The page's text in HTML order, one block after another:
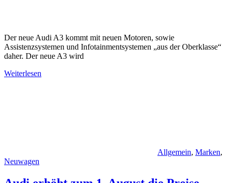
Der neue Audi A3 kommt mit neuen Motoren, sowie
Assistenzsystemen und Infotainmentsystemen „aus der Oberklasse“
daher. Der neue A3 wird
Weiterlesen
Allgemein, Marken,
Neuwagen